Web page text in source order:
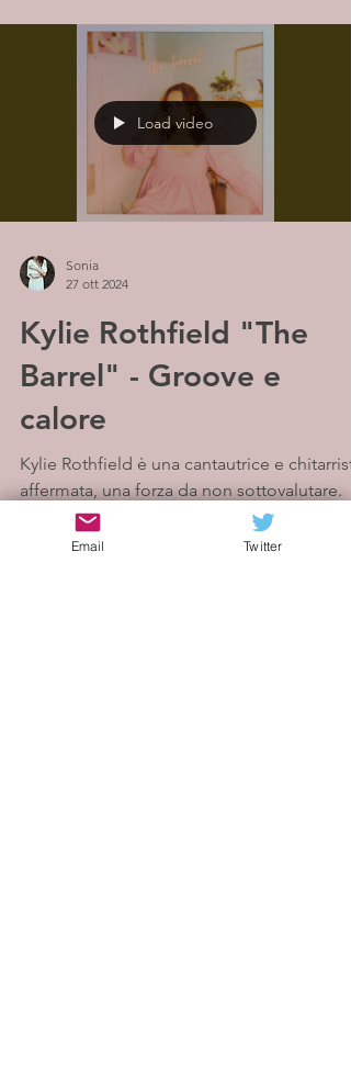
Load video
Sonia
27 ott 2024
Kylie Rothfield "The
Barrel" - Groove e
calore
Kylie Rothfield è una cantautrice e chitarrista
affermata, una forza da non sottovalutare.
Non c'è da stupirsi che la sua voce unica e...
Email Twitter